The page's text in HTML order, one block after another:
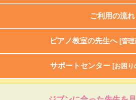
ご利用の流れ
ピアノ教室の先生へ [管
サポートセンター [お困り